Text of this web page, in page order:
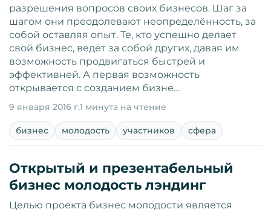
разрешения вопросов своих бизнесов. Шаг за
шагом они преодолевают неопределённость, за
собой оставляя опыт. Те, кто успешно делает
свой бизнес, ведёт за собой других, давая им
возможность продвигаться быстрей и
эффективней. А первая возможность
открывается с созданием бизне…
9 января 2016 г.1 минута на чтение
бизнес молодость участников сфера
Открытый и презентабельный
бизнес молодость лэндинг
Целью проекта бизнес молодости является